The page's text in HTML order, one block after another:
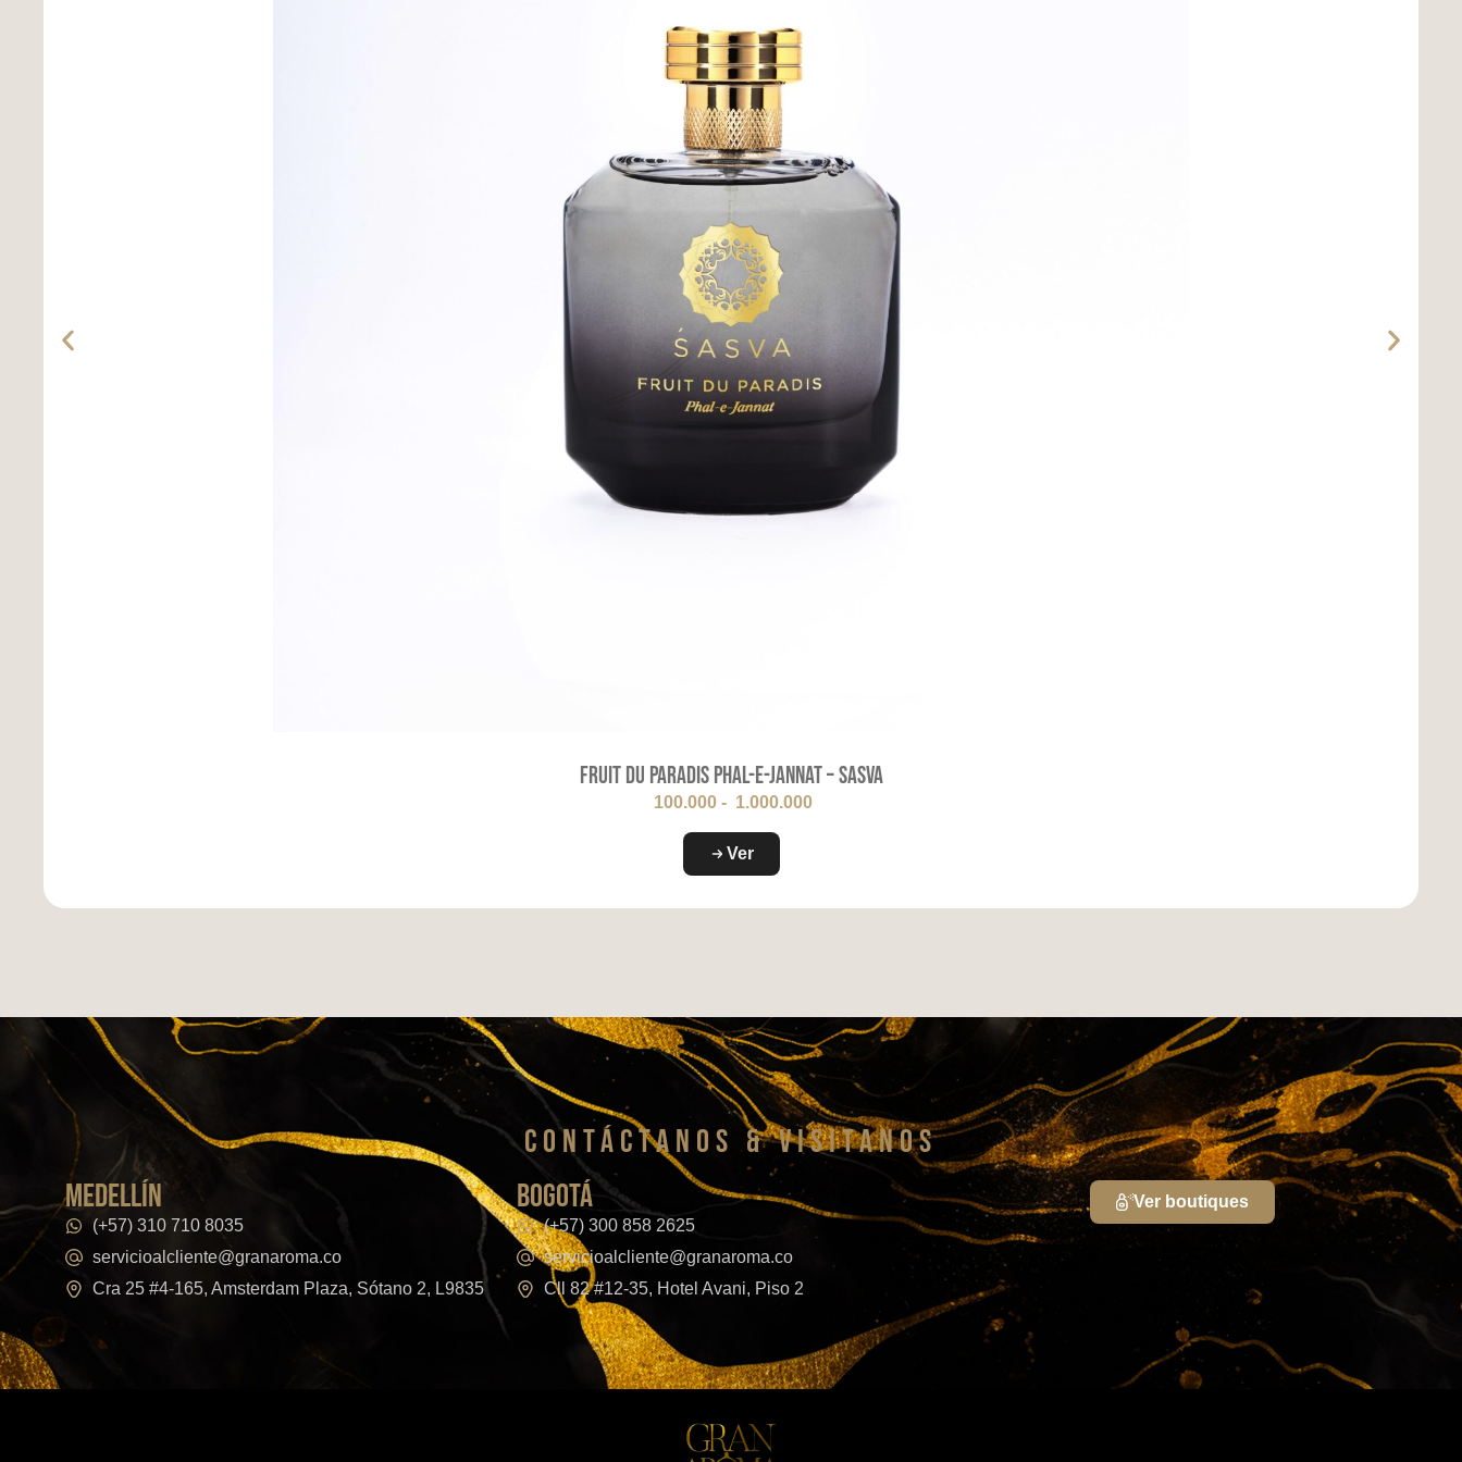
Fruit Du Paradis Phal-e-Jannat – Sasva
100.000 - 1.000.000
Ver
CONTáCTanos & VISITANOS
medellín
(+57) 310 710 8035
servicioalcliente@granaroma.co
Cra 25 #4-165, Amsterdam Plaza, Sótano 2, L9835
bogotá
(+57) 300 858 2625
servicioalcliente@granaroma.co
Cll 82 #12-35, Hotel Avani, Piso 2
Ver boutiques